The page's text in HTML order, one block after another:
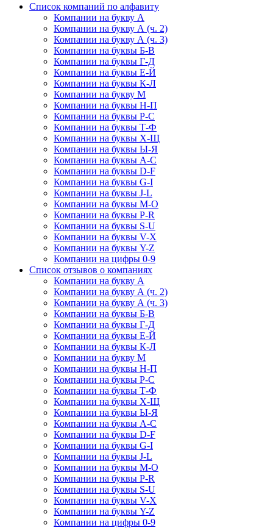
Список компаний по алфавиту
Компании на букву А
Компании на букву А (ч. 2)
Компании на букву А (ч. 3)
Компании на буквы Б-В
Компании на буквы Г-Д
Компании на буквы Е-Й
Компании на буквы К-Л
Компании на букву М
Компании на буквы Н-П
Компании на буквы Р-С
Компании на буквы Т-Ф
Компании на буквы Х-Щ
Компании на буквы Ы-Я
Компании на буквы A-C
Компании на буквы D-F
Компании на буквы G-I
Компании на буквы J-L
Компании на буквы M-O
Компании на буквы P-R
Компании на буквы S-U
Компании на буквы V-X
Компании на буквы Y-Z
Компании на цифры 0-9
Список отзывов о компаниях
Компании на букву А
Компании на букву А (ч. 2)
Компании на букву А (ч. 3)
Компании на буквы Б-В
Компании на буквы Г-Д
Компании на буквы Е-Й
Компании на буквы К-Л
Компании на букву М
Компании на буквы Н-П
Компании на буквы Р-С
Компании на буквы Т-Ф
Компании на буквы Х-Щ
Компании на буквы Ы-Я
Компании на буквы A-C
Компании на буквы D-F
Компании на буквы G-I
Компании на буквы J-L
Компании на буквы M-O
Компании на буквы P-R
Компании на буквы S-U
Компании на буквы V-X
Компании на буквы Y-Z
Компании на цифры 0-9